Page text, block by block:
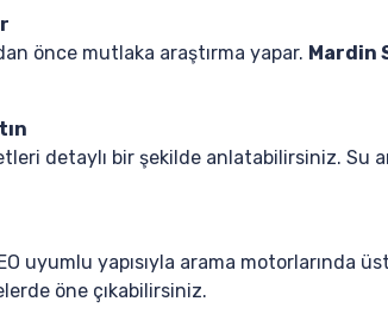
önce mutlaka araştırma yapar. Mardin
detaylı bir şekilde anlatabilirsiniz. Su
uyumlu yapısıyla arama motorlarında
öne çıkabilirsiniz.